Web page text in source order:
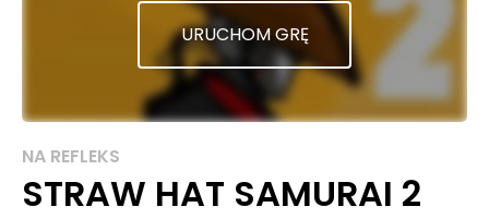
URUCHOM GRĘ
NA REFLEKS
STRAW HAT SAMURAI 2